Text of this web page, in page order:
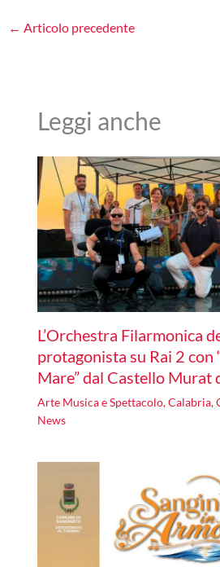
← Articolo precedente
Leggi anche
L’Orchestra Filarmonica
protagonista su Rai 2 con
Mare” dal Castello Murat
Arte Musica e Spettacolo,Calabria,
News